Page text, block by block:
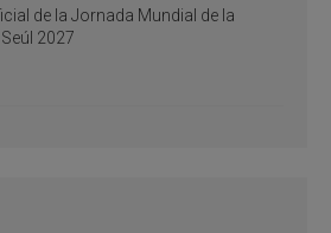
de la Jornada Mundial de la
2027